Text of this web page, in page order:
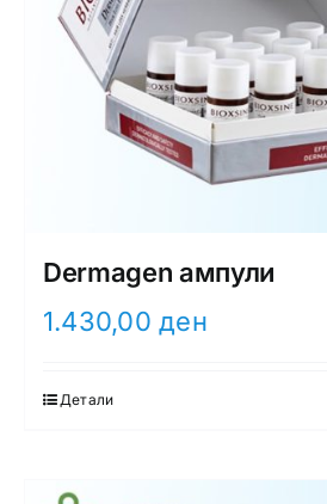
Dermagen ампули
1.430,00ден
Детали